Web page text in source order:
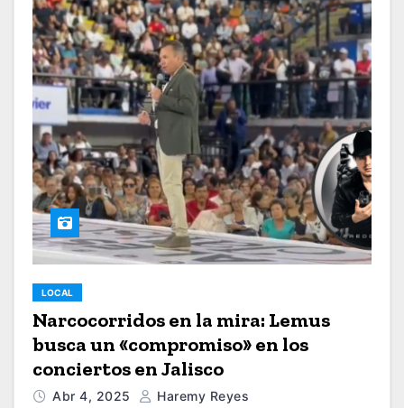
LOCAL
Narcocorridos en la mira: Lemus
busca un «compromiso» en los
conciertos en Jalisco
Abr 4, 2025 Haremy Reyes